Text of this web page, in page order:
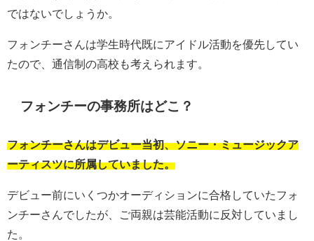
ではないでしょうか。
フォンチーさんは学生時代既にアイドル活動を優先してい
たので、通信制の高校も考えられます。
フォンチーの事務所はどこ？
フォンチーさんはデビュー当初、ソニー・ミュージックア
ーティスツに所属していました。
デビュー前にいくつかオーディションに合格していたフォ
ンチーさんでしたが、ご両親は芸能活動に反対していまし
た。